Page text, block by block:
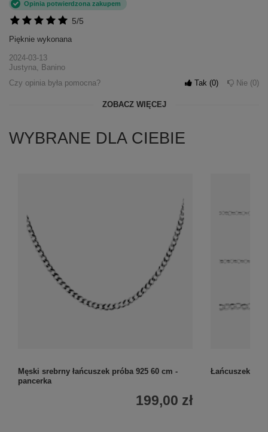
5/5
Opinia potwierdzona zakupem
Pięknie wykonana
2024-03-13
Justyna, Banino
Czy opinia była pomocna?
Tak 0 Nie 0
ZOBACZ WIĘCEJ
WYBRANE DLA CIEBIE
Męski srebrny łańcuszek próba 925 60 cm -
pancerka
199,00 zł
Łańcuszek